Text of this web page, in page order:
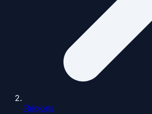
Régions